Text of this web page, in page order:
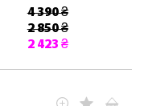
4 390 ₴
2 850 ₴
2 423 ₴
ДО
ВІД НАС